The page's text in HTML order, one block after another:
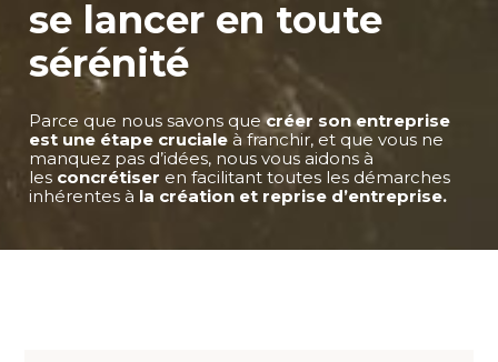
se lancer en toute
sérénité
Parce que nous savons quecréer son entreprise
est une étape cruciale à franchir, et que vous ne
manquez pas d’idées, nous vous aidons à
les concrétiser en facilitant toutes les démarches
inhérentes à la création et reprise d’entreprise.